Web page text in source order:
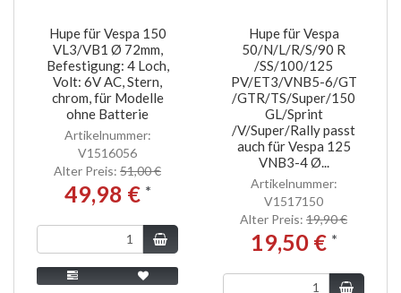
Hupe für Vespa 150
VL3/VB1 Ø 72mm,
Befestigung: 4 Loch,
Volt: 6V AC, Stern,
chrom, für Modelle
ohne Batterie
Artikelnummer:
V1516056
Alter Preis: 51,00 €
49,98 € *
Hupe für Vespa
50/N/L/R/S/90 R
/SS/100/125
PV/ET3/VNB5-6/GT
/GTR/TS/Super/150
GL/Sprint
/V/Super/Rally passt
auch für Vespa 125
VNB3-4 Ø...
Artikelnummer:
V1517150
Alter Preis: 19,90 €
19,50 € *